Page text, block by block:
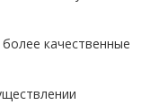
качественные